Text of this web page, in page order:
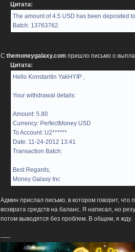
Цитата:
The amount of 4.5 USD has been deposited
Batch: 13763762.
С themoneygalaxy.com пришло письмо о
Цитата:
Hello Konstantin YakHYIP ,
Your withdrawal details:
Amount: 5.80
Currency: PerfectMoney USD
To Account: U2******
Date: 11-24-2012 13:41
Transaction Batch:
Best Regards,
Money Galaxy Inc
Админ прислал письмо, в котором говорит, что
возврата средств на баланс. Я написал, но
потом выводятся без проблем. В общем, я жду.
-----